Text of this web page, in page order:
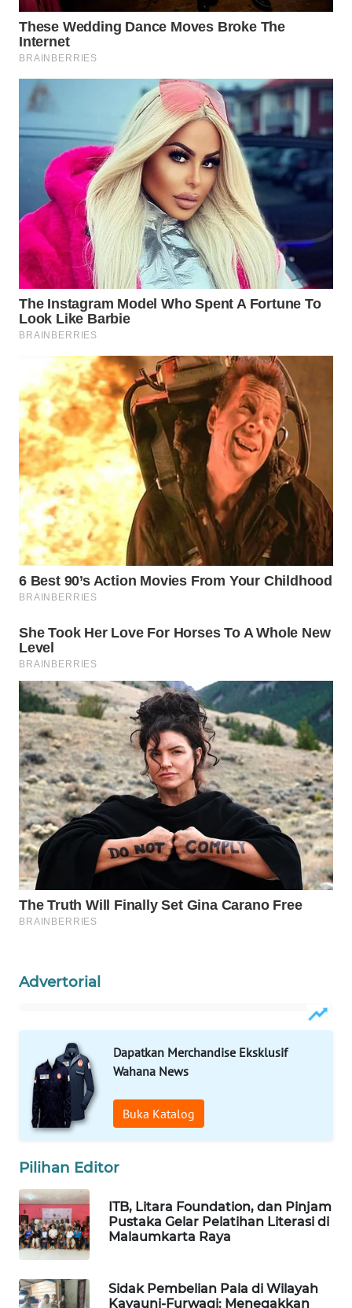
Advertorial
Dapatkan Merchandise Eksklusif
Wahana News
Buka Katalog
Pilihan Editor
ITB, Litara Foundation, dan Pinjam
Pustaka Gelar Pelatihan Literasi di
Malaumkarta Raya
Sidak Pembelian Pala di Wilayah
Kayauni-Furwagi: Menegakkan
BINTAN
WN
LIKUPANG
LABUANBAJO
BORNEO
Wahana
Media
Group
NEWS
WAHANA
TANI
WAHANA
ADVOKAT
WAHANA
INFRASTRUKTUR
WAHANA
KONSUMEN
WAHANA
LISTRIK
WAHANA
TRAVEL
WAHANA
TV
WAHANANEWS
ID
WAHANANEWS
CO ID
WAHANANEWS
WAHANA
WAHANA
UMKM
WAHANA
SELEB
WAHANA
WAHANA
OTOMOTIF
WAHANA
HEALTH